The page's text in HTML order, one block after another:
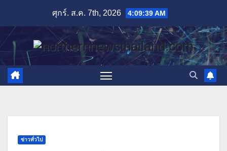
content
ศุกร์. ส.ค. 7th, 2026 4:09:41 AM
ข่าวทั่วไป